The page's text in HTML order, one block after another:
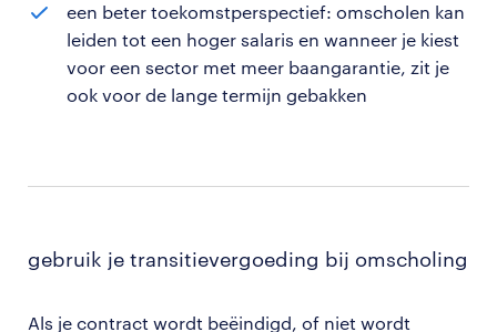
een beter toekomstperspectief: omscholen kan
leiden tot een hoger salaris en wanneer je kiest
voor een sector met meer baangarantie, zit je
ook voor de lange termijn gebakken
gebruik je transitievergoeding bij omscholing
Als je contract wordt beëindigd, of niet wordt